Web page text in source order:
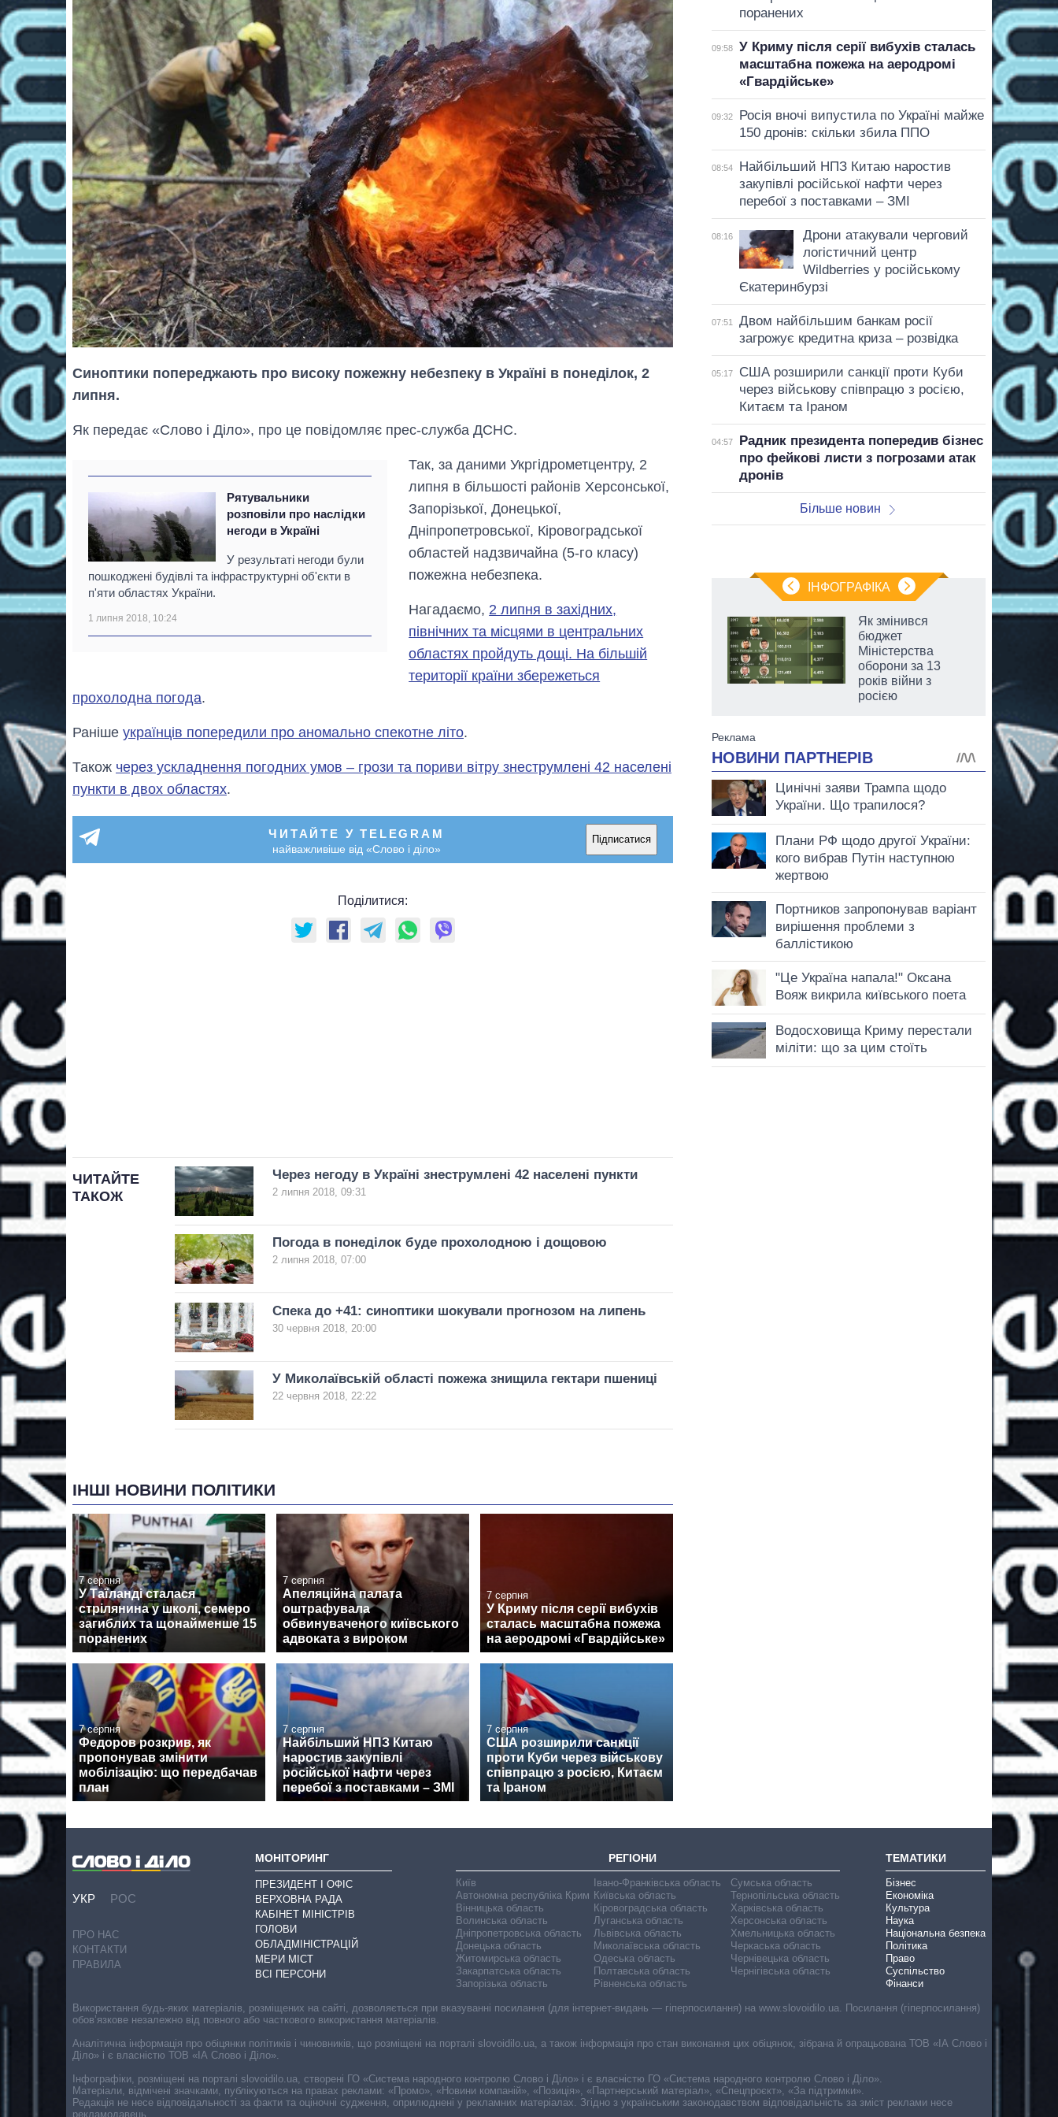
Синоптики попереджають про високу пожежну небезпеку в Україні в понеділок, 2
липня.
Як передає «Слово і Діло», про це повідомляє прес-служба ДСНС.
Рятувальники
розповіли про наслідки
негоди в Україні
У результаті негоди були
пошкоджені будівлі та інфраструктурні об'єкти в
п'яти областях України.
1 липня 2018, 10:24
Так, за даними Укргідрометцентру, 2
липня в більшості районів Херсонської,
Запорізької, Донецької,
Дніпропетровської, Кіровоградської
областей надзвичайна (5-го класу)
пожежна небезпека.
Нагадаємо, 2 липня в західних,
північних та місцями в центральних
областях пройдуть дощі. На більшій
території країни збережеться
прохолодна погода.
Раніше українців попередили про аномально спекотне літо.
Також через ускладнення погодних умов – грози та пориви вітру знеструмлені 42 населені
пункти в двох областях.
ЧИТАЙТЕ У TELEGRAM
найважливіше від «Слово і діло»
Підписатися
Поділитися:
ЧИТАЙТЕ
ТАКОЖ
Через негоду в Україні знеструмлені 42 населені пункти
2 липня 2018, 09:31
Погода в понеділок буде прохолодною і дощовою
2 липня 2018, 07:00
Спека до +41: синоптики шокували прогнозом на липень
30 червня 2018, 20:00
У Миколаївській області пожежа знищила гектари пшениці
22 червня 2018, 22:22
ІНШІ НОВИНИ ПОЛІТИКИ
7 серпня
У Таїланді сталася
стрілянина у школі, семеро
загиблих та щонайменше 15
поранених
7 серпня
Апеляційна палата
оштрафувала
обвинуваченого київського
адвоката з вироком
7 серпня
У Криму після серії вибухів
сталась масштабна пожежа
на аеродромі «Гвардійське»
7 серпня
Федоров розкрив, як
пропонував змінити
мобілізацію: що передбачав
план
7 серпня
Найбільший НПЗ Китаю
наростив закупівлі
російської нафти через
перебої з поставками – ЗМІ
7 серпня
США розширили санкції
проти Куби через військову
співпрацю з росією, Китаєм
та Іраном
поранених
09:58
У Криму після серії вибухів сталась
масштабна пожежа на аеродромі
«Гвардійське»
09:32
Росія вночі випустила по Україні майже
150 дронів: скільки збила ППО
08:54
Найбільший НПЗ Китаю наростив
закупівлі російської нафти через
перебої з поставками – ЗМІ
08:16
Дрони атакували черговий
логістичний центр
Wildberries у російському
Єкатеринбурзі
07:51
Двом найбільшим банкам росії
загрожує кредитна криза – розвідка
05:17
США розширили санкції проти Куби
через військову співпрацю з росією,
Китаєм та Іраном
04:57
Радник президента попередив бізнес
про фейкові листи з погрозами атак
дронів
Більше новин
ІНФОГРАФІКА
Як за 10 років
змінилася кількість
вступників на
магістратуру та
Як змінився
бюджет
Міністерства
оборони за 13
років війни з
росією
УКР РОС
ПРО НАС
КОНТАКТИ
ПРАВИЛА
МОНІТОРИНГ
ПРЕЗИДЕНТ І ОФІС
ВЕРХОВНА РАДА
КАБІНЕТ МІНІСТРІВ
ГОЛОВИ
ОБЛАДМІНІСТРАЦІЙ
МЕРИ МІСТ
ВСІ ПЕРСОНИ
РЕГІОНИ
Київ
Автономна республіка Крим
Вінницька область
Волинська область
Дніпропетровська область
Донецька область
Житомирська область
Закарпатська область
Запорізька область
Івано-Франківська область
Київська область
Кіровоградська область
Луганська область
Львівська область
Миколаївська область
Одеська область
Полтавська область
Рівненська область
Сумська область
Тернопільська область
Харківська область
Херсонська область
Хмельницька область
Черкаська область
Чернівецька область
Чернігівська область
ТЕМАТИКИ
Бізнес
Економіка
Культура
Наука
Національна безпека
Політика
Право
Суспільство
Фінанси
Використання будь-яких матеріалів, розміщених на сайті, дозволяється при вказуванні посилання (для інтернет-видань — гіперпосилання) на www.slovoidilo.ua. Посилання (гіперпосилання)
обов’язкове незалежно від повного або часткового використання матеріалів.
Аналітична інформація про обіцянки політиків і чиновників, що розміщені на порталі slovoidilo.ua, а також інформація про стан виконання цих обіцянок, зібрана й опрацьована ТОВ «ІА Слово і
Діло» і є власністю ТОВ «ІА Слово і Діло».
Інфографіки, розміщені на порталі slovoidilo.ua, створені ГО «Система народного контролю Слово і Діло» і є власністю ГО «Система народного контролю Слово і Діло».
Матеріали, відмічені значками, публікуються на правах реклами: «Промо», «Новини компаній», «Позиція», «Партнерський матеріал», «Спецпроєкт», «За підтримки».
Редакція не несе відповідальності за факти та оціночні судження, оприлюднені у рекламних матеріалах. Згідно з українським законодавством відповідальність за зміст реклами несе
рекламодавець.